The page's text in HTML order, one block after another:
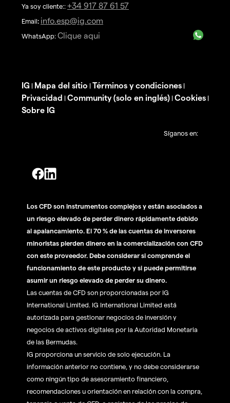
Ya soy cliente:: +34 917 87 61 57
Email: info.esp@ig.com
WhatsApp: Clique aqui
IG | Mapa del sitio | Términos y condiciones |
Privacidad | Community (solo en inglés) | Cookies |
Sobre IG
Síganos en:
Los CFD son instrumentos complejos y están asociados a
un riesgo elevado de perder dinero rápidamente debido
al apalancamiento. El 70 % de las cuentas de inversores
minoristas pierden dinero en la comercialización con CFD
con este proveedor. Debe considerar si comprende el
funcionamiento de este producto y si puede permitirse
asumir un riesgo elevado de perder su dinero.
Las cuentas de CFD son proporcionadas por IG
International Limited. IG International Limited está
autorizada para gestionar negocios de inversión y
negocios de activos digitales por la Autoridad Monetaria
de las Bermudas.
IG proporciona un servicio de solo ejecución. La
información anterior no contiene, y no debe considerarse
como ningún tipo de asesoramiento financiero,
recomendaciones u orientación en relación con la compra,